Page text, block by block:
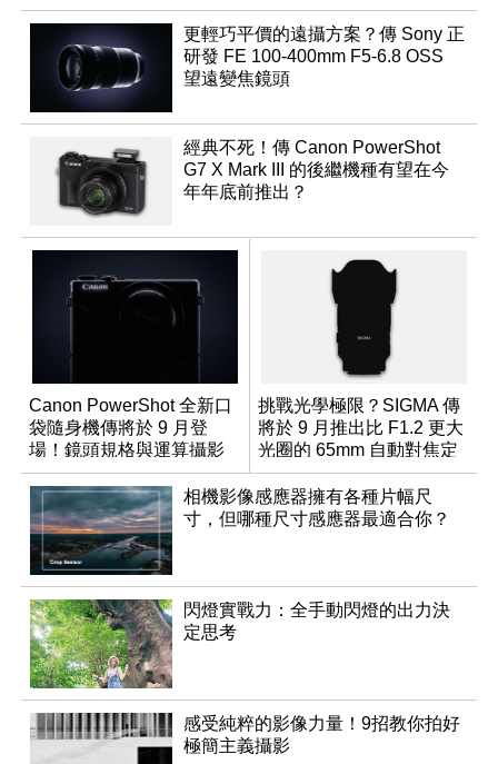
更輕巧平價的遠攝方案？傳 Sony 正
研發 FE 100-400mm F5-6.8 OSS
望遠變焦鏡頭
經典不死！傳 Canon PowerShot
G7 X Mark III 的後繼機種有望在今
年年底前推出？
Canon PowerShot 全新口
袋隨身機傳將於 9 月登
場！鏡頭規格與運算攝影
升級成為焦點
挑戰光學極限？SIGMA 傳
將於 9 月推出比 F1.2 更大
光圈的 65mm 自動對焦定
焦鏡
相機影像感應器擁有各種片幅尺
寸，但哪種尺寸感應器最適合你？
閃燈實戰力：全手動閃燈的出力決
定思考
感受純粹的影像力量！9招教你拍好
極簡主義攝影